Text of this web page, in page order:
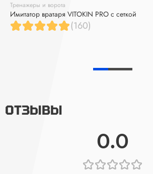
Тренажеры и ворота
Имитатор вратаря VITOKIN PRO с сеткой
(160)
ОТЗЫВЫ
0.0